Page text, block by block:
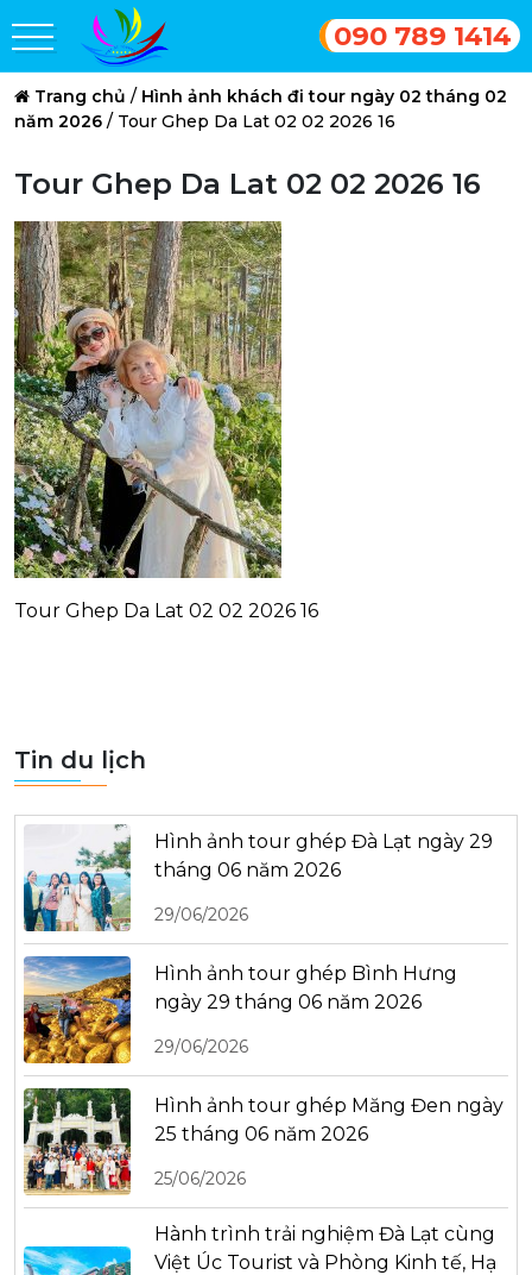
090 789 1414
Trang chủ / Hình ảnh khách đi tour ngày 02 tháng 02
năm 2026 / Tour Ghep Da Lat 02 02 2026 16
Tour Ghep Da Lat 02 02 2026 16
Tour Ghep Da Lat 02 02 2026 16
Tin du lịch
Hình ảnh tour ghép Đà Lạt ngày 29
tháng 06 năm 2026
29/06/2026
Hình ảnh tour ghép Bình Hưng
ngày 29 tháng 06 năm 2026
29/06/2026
Hình ảnh tour ghép Măng Đen ngày
25 tháng 06 năm 2026
25/06/2026
Hành trình trải nghiệm Đà Lạt cùng
Việt Úc Tourist và Phòng Kinh tế, Hạ